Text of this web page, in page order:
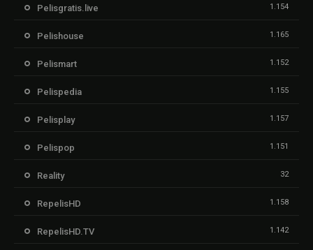
Pelisgratis.live 1.154
Pelishouse 1.165
Pelismart 1.152
Pelispedia 1.155
Pelisplay 1.157
Pelispop 1.151
Reality 32
RepelisHD 1.158
RepelisHD.TV 1.142